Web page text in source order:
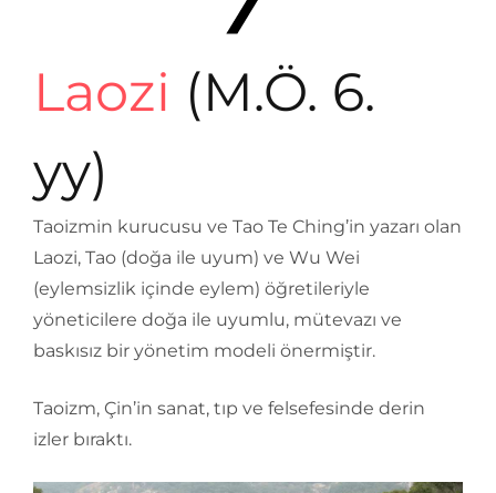
Laozi (M.Ö. 6.
yy)
Taoizmin kurucusu ve Tao Te Ching’in yazarı olan
Laozi, Tao (doğa ile uyum) ve Wu Wei
(eylemsizlik içinde eylem) öğretileriyle
yöneticilere doğa ile uyumlu, mütevazı ve
baskısız bir yönetim modeli önermiştir.
Taoizm, Çin’in sanat, tıp ve felsefesinde derin
izler bıraktı.